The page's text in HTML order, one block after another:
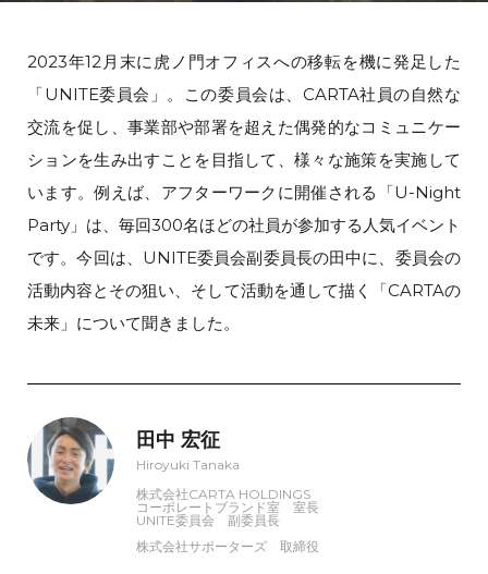
2023年12月末に虎ノ門オフィスへの移転を機に発足した
「UNITE委員会」。この委員会は、CARTA社員の自然な
交流を促し、事業部や部署を超えた偶発的なコミュニケー
ションを生み出すことを目指して、様々な施策を実施して
います。例えば、アフターワークに開催される「U-Night
Party」は、毎回300名ほどの社員が参加する人気イベント
です。今回は、UNITE委員会副委員長の田中に、委員会の
活動内容とその狙い、そして活動を通して描く「CARTAの
未来」について聞きました。
田中 宏征
Hiroyuki Tanaka
株式会社CARTA HOLDINGS
コーポレートブランド室 室長
UNITE委員会 副委員長
株式会社サポーターズ 取締役